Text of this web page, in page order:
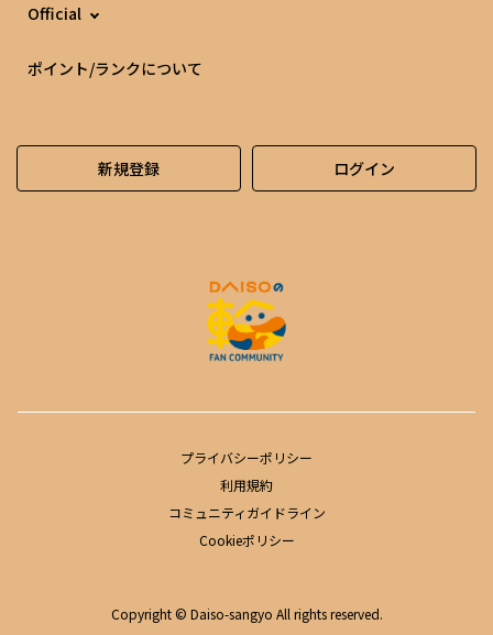
Official
ポイント/ランクについて
新規登録 ログイン
プライバシーポリシー
利用規約
コミュニティガイドライン
Cookieポリシー
Copyright © Daiso-sangyo All rights reserved.